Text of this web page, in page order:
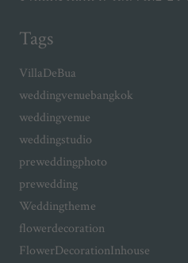
Tags
VillaDeBua
weddingvenuebangkok
weddingvenue
weddingstudio
preweddingphoto
prewedding
Weddingtheme
flowerdecoration
FlowerDecorationInhouse